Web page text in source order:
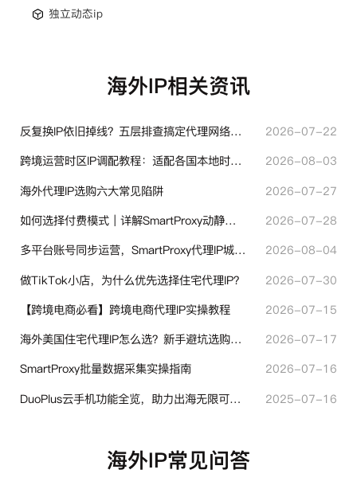
独立动态ip
海外IP相关资讯
反复换IP依旧掉线？五层排查搞定代理网络异常
2026-07-22
跨境运营时区IP调配教程：适配各国本地时区设置方法
2026-08-03
海外代理IP选购六大常见陷阱
2026-07-27
如何选择付费模式｜详解SmartProxy动静态计费体系
2026-07-28
多平台账号同步运营，SmartProxy代理IP城市定位功能有哪些实用价值
2026-08-04
做TikTok小店，为什么优先选择住宅代理IP？
2026-07-30
【跨境电商必看】跨境电商代理IP实操教程
2026-07-15
海外美国住宅代理IP怎么选？新手避坑选购指南
2026-07-17
SmartProxy批量数据采集实操指南
2026-07-16
DuoPlus云手机功能全览，助力出海无限可能！
2025-07-16
海外IP常见问答